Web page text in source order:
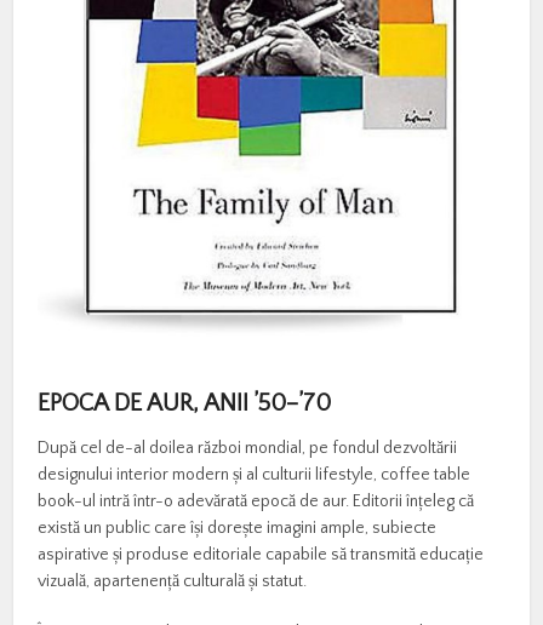
EPOCA DE AUR, ANII ’50–’70
După cel de-al doilea război mondial, pe fondul dezvoltării
designului interior modern și al culturii lifestyle, coffee table
book-ul intră într-o adevărată epocă de aur. Editorii înțeleg că
există un public care își dorește imagini ample, subiecte
aspirative și produse editoriale capabile să transmită educație
vizuală, apartenență culturală și statut.